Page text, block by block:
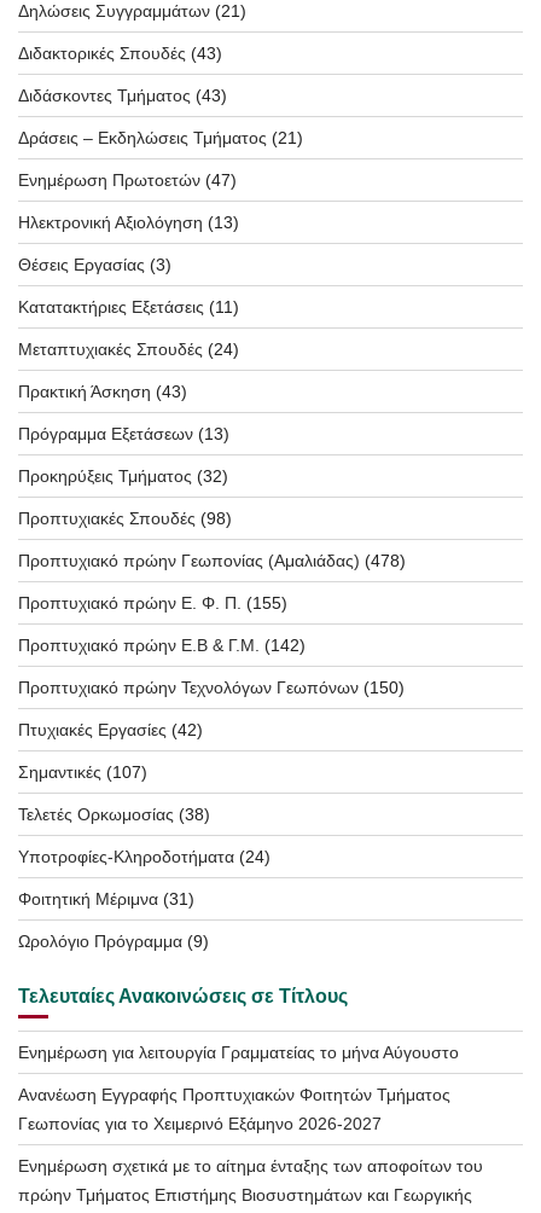
Δηλώσεις Συγγραμμάτων (21)
Διδακτορικές Σπουδές (43)
Διδάσκοντες Τμήματος (43)
Δράσεις – Εκδηλώσεις Τμήματος (21)
Ενημέρωση Πρωτοετών (47)
Ηλεκτρονική Αξιολόγηση (13)
Θέσεις Εργασίας (3)
Κατατακτήριες Εξετάσεις (11)
Μεταπτυχιακές Σπουδές (24)
Πρακτική Άσκηση (43)
Πρόγραμμα Εξετάσεων (13)
Προκηρύξεις Τμήματος (32)
Προπτυχιακές Σπουδές (98)
Προπτυχιακό πρώην Γεωπονίας (Αμαλιάδας) (478)
Προπτυχιακό πρώην Ε. Φ. Π. (155)
Προπτυχιακό πρώην Ε.Β & Γ.Μ. (142)
Προπτυχιακό πρώην Τεχνολόγων Γεωπόνων (150)
Πτυχιακές Εργασίες (42)
Σημαντικές (107)
Τελετές Ορκωμοσίας (38)
Υποτροφίες-Κληροδοτήματα (24)
Φοιτητική Μέριμνα (31)
Ωρολόγιο Πρόγραμμα (9)
Τελευταίες Ανακοινώσεις σε Τίτλους
Ενημέρωση για λειτουργία Γραμματείας το μήνα Αύγουστο
Ανανέωση Εγγραφής Προπτυχιακών Φοιτητών Τμήματος
Γεωπονίας για το Χειμερινό Εξάμηνο 2026-2027
Ενημέρωση σχετικά με το αίτημα ένταξης των αποφοίτων του
πρώην Τμήματος Επιστήμης Βιοσυστημάτων και Γεωργικής